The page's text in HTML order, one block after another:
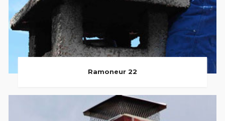
Ramoneur 22